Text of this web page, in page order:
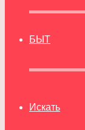
БЫТ
Искать